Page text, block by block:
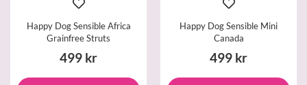
Happy Dog Sensible Africa
Grainfree Struts
499 kr
Happy Dog Sensible Mini
Canada
499 kr